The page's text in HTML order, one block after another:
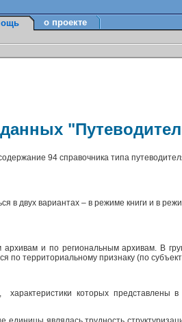
о проекте
94 справочника типа
в двух вариантах – в режиме книги и в
и по региональным архивам. В
по территориальному признаку (по
которых представлены в